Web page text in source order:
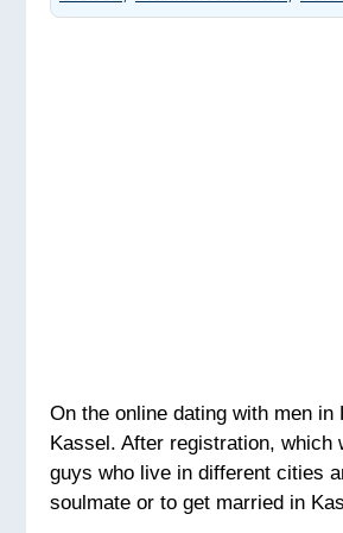
On the online dating with men
Kassel. After registration,
guys who live in different cities
soulmate or to get married in